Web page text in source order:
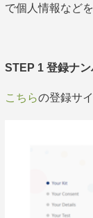
で個人情報など
STEP 1 登録ナ
こちらの登録サ